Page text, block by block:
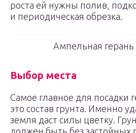
роста ей нужны полив,
и периодическая обрезка.
Ампельная герань
Выбор места
Самое главное для посадки
это состав грунта. Именно
земля даст силы цветку.
должен быть без застойных